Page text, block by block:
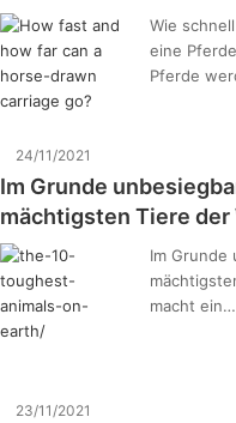
Wie
eine
Pferde
24/11/2021
Im Grunde
mächtigsten Tiere der
Im Grunde
macht ein…
23/11/2021